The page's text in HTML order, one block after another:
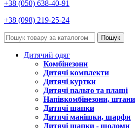
+38 (050) 638-40-91
+38 (098) 219-25-24
Пошук
Дитячий одяг
Комбінезони
Дитячі комплекти
Дитячі куртки
Дитячі пальто та плащі
Напівкомбінезони, штани
Дитячі шапки
Дитячі манішки, шарфи
Дитячі шапки - шоломи